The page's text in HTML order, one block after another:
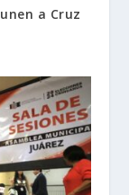
a Cruz